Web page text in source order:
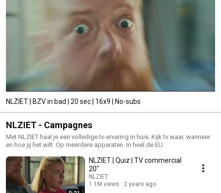
NLZIET | BZV in bad | 20 sec | 16x9 | No-subs
NLZIET - Campagnes
Met NLZIET haal je een volledige tv-ervaring in huis. Kijk tv waar, wanneer
en hoe jij het wilt. Op meerdere apparaten. In heel de EU.
NLZIET | Quiz | TV commercial
20"
NLZIET
1.1M views
2 years ago